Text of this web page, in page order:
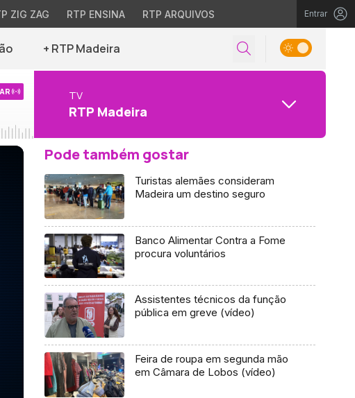
ZIG ZAG RTP ENSINA RTP ARQUIVOS Entrar
+ RTP Madeira
TV
RTP Madeira
Pode também gostar
Turistas alemães consideram
Madeira um destino seguro
Banco Alimentar Contra a Fome
procura voluntários
Assistentes técnicos da função
pública em greve (vídeo)
Feira de roupa em segunda mão
em Câmara de Lobos (vídeo)